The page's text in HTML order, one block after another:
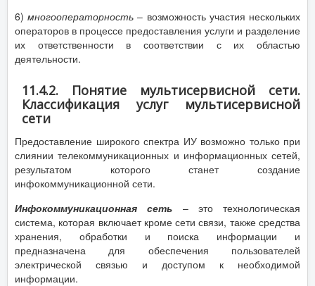
6)многооператорность – возможность участия нескольких
операторов в процессе предоставления услуги и разделение
их ответственности в соответствии с их областью
деятельности.
11.4.2. Понятие мультисервисной сети.
Классификация услуг мультисервисной
сети
Предоставление широкого спектра ИУ возможно только при
слиянии телекоммуникационных и информационных сетей,
результатом которого станет создание
инфокоммуникационной сети.
Инфокоммуникационная сеть – это технологическая
система, которая включает кроме сети связи, также средства
хранения, обработки и поиска информации и
предназначена для обеспечения пользователей
электрической связью и доступом к необходимой
информации.